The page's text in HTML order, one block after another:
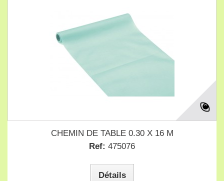
CHEMIN DE TABLE 0.30 X 16 M
Ref: 475076
Détails